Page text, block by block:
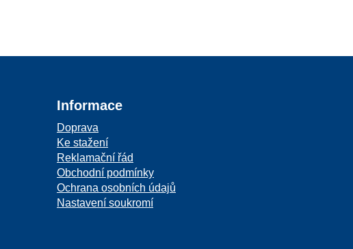
Informace
Doprava
Ke stažení
Reklamační řád
Obchodní podmínky
Ochrana osobních údajů
Nastavení soukromí